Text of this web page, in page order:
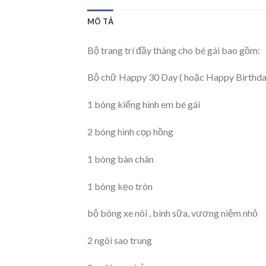
MÔ TẢ
Bộ trang trí đầy tháng cho bé gái bao gồm:
Bộ chữ Happy 30 Day ( hoặc Happy
1 bóng kiếng hình em bé gái
2 bóng hình cọp hồng
1 bóng bàn chân
1 bóng kẹo tròn
bộ bóng xe nôi , bình sữa, vương niệm nhỏ
2 ngôi sao trung